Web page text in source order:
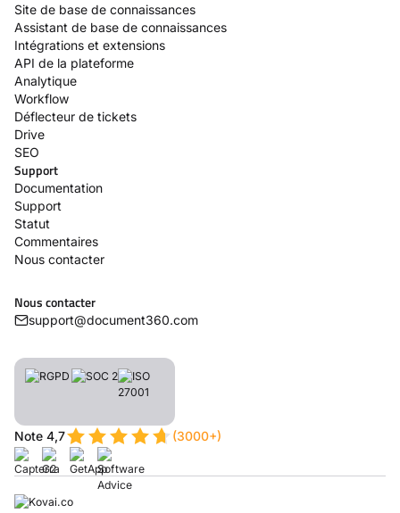
Site de base de connaissances
Assistant de base de connaissances
Intégrations et extensions
API de la plateforme
Analytique
Workflow
Déflecteur de tickets
Drive
SEO
Support
Documentation
Support
Statut
Commentaires
Nous contacter
Nous contacter
support@document360.com
Note 4,7 (3000+)